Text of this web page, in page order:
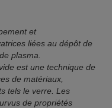
et
liées au dépôt de
plasma.
est une technique de
de matériaux,
tels le verre. Les
de propriétés